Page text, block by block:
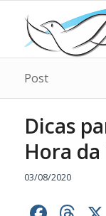
Post
Dicas
Hora
03/08/2020